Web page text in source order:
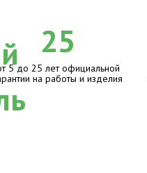
25
5 до 25 лет официальной
на работы и изделия